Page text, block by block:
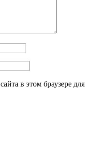
в этом браузере для